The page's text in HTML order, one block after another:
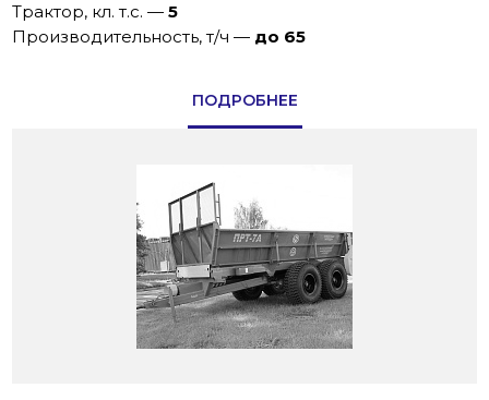
Трактор, кл. т.с.—5
Производительность, т/ч— до 65
ПОДРОБНЕЕ